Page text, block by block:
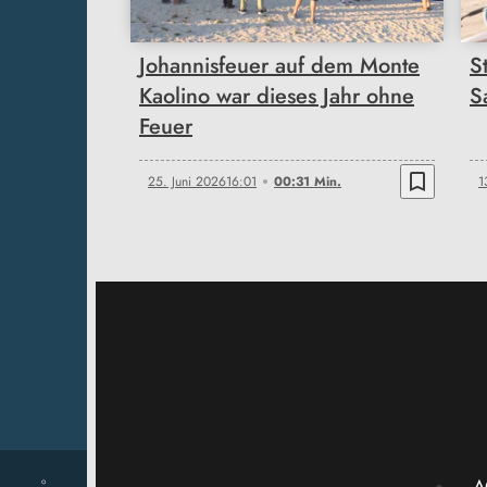
Johannisfeuer auf dem Monte
Kaolino war dieses Jahr ohne
Feuer
25. Juni 202616:01 00:31 Min. bookmark_border